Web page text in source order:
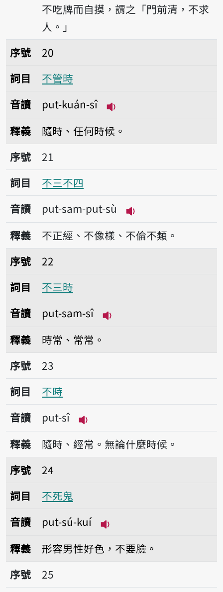
不吃牌而自摸，謂之「門前清，不求
人。」
序號20不管時
序號
20
詞目
不管時
音讀
put-kuán-sî
釋義
隨時、任何時候。
序號21不三不四
序號
21
詞目
不三不四
音讀
put-sam-put-sù
播放音讀put-sam-
釋義
不正經、不像樣、不倫不類。
序號22不三時
序號
22
詞目
不三時
音讀
put-sam-sî
釋義
時常、常常。
序號23不時
序號
23
詞目
不時
音讀
put-sî
播放音讀put-sî
釋義
隨時、經常。無論什麼時候。
序號24不死鬼
序號
24
詞目
不死鬼
音讀
put-sú-kuí
釋義
形容男性好色，不要臉。
序號25不但
序號
25